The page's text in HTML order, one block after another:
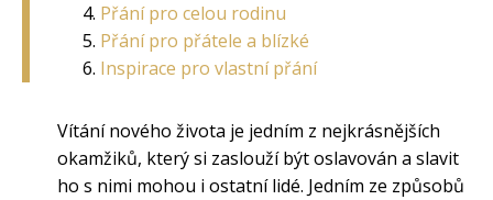
Přání pro celou rodinu
Přání pro přátele a blízké
Inspirace pro vlastní přání
Vítání nového života je jedním z nejkrásnějších
okamžiků, který si zaslouží být oslavován a slavit
ho s nimi mohou i ostatní lidé. Jedním ze způsobů